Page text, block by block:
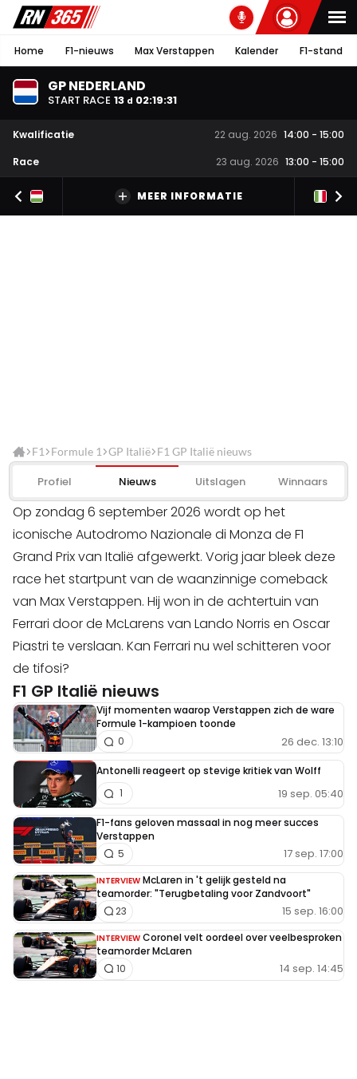
Home F1-nieuws Max Verstappen Kalender F1-stand
GP NEDERLAND
START RACE 13 d 02:19:31
Kwalificatie 22 aug. 2026 14:00 - 15:00
Race
23 aug. 2026 13:00 - 15:00
MEER INFORMATIE
F1 Formule 1 GP Italië F1 GP Italië nieuws
Profiel Nieuws Uitslagen Winnaars
Op zondag 6 september 2026 wordt op het
iconische Autodromo Nazionale di Monza de F1
Grand Prix van Italië afgewerkt. Vorig jaar bleek deze
race het startpunt van de waanzinnige comeback
van Max Verstappen. Hij won in de achtertuin van
Ferrari door de McLarens van Lando Norris en Oscar
Piastri te verslaan. Kan Ferrari nu wel schitteren voor
de tifosi?
F1 GP Italië nieuws
Vijf momenten waarop Verstappen zich de ware
Formule 1-kampioen toonde
26 dec. 13:10
0
Antonelli reageert op stevige kritiek van Wolff
19 sep. 05:40
1
F1-fans geloven massaal in nog meer succes
Verstappen
17 sep. 17:00
5
INTERVIEW McLaren in 't gelijk gesteld na
teamorder: "Terugbetaling voor Zandvoort"
15 sep. 16:00
23
INTERVIEW Coronel velt oordeel over veelbesproken
teamorder McLaren
14 sep. 14:45
10